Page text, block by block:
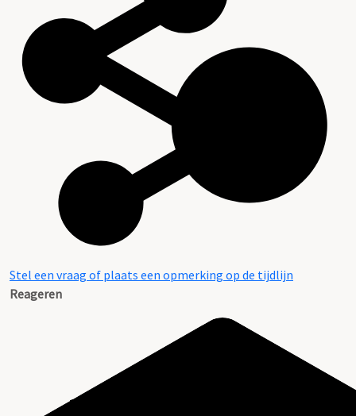
Stel een vraag of plaats een opmerking op de tijdlijn
Reageren